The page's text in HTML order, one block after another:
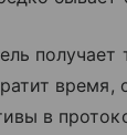
получает
время,
в